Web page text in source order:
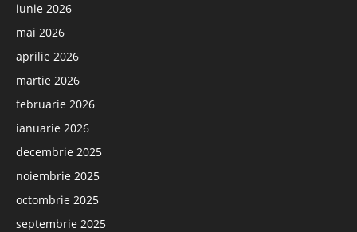
iunie 2026
mai 2026
aprilie 2026
martie 2026
februarie 2026
ianuarie 2026
decembrie 2025
noiembrie 2025
octombrie 2025
septembrie 2025